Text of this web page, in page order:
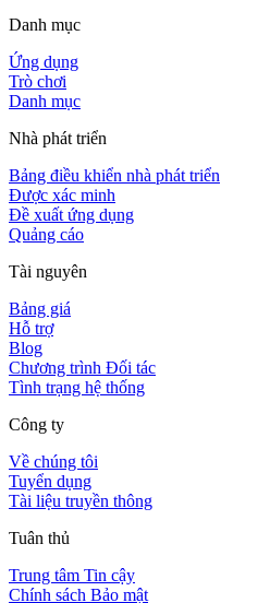
Danh mục
Ứng dụng
Trò chơi
Danh mục
Nhà phát triển
Bảng điều khiển nhà phát triển
Được xác minh
Đề xuất ứng dụng
Quảng cáo
Tài nguyên
Bảng giá
Hỗ trợ
Blog
Chương trình Đối tác
Tình trạng hệ thống
Công ty
Về chúng tôi
Tuyển dụng
Tài liệu truyền thông
Tuân thủ
Trung tâm Tin cậy
Chính sách Bảo mật